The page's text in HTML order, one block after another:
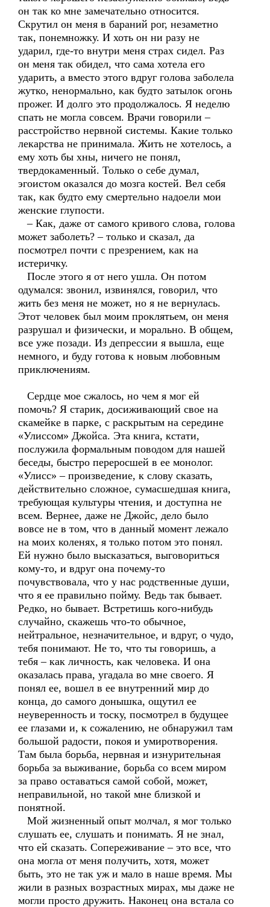
он так ко мне замечательно относится.
Скрутил он меня в бараний рог, незаметно
так, понемножку. И хоть он ни разу не
ударил, где-то внутри меня страх сидел. Раз
он меня так обидел, что сама хотела его
ударить, а вместо этого вдруг голова заболела
жутко, ненормально, как будто затылок огонь
прожег. И долго это продолжалось. Я неделю
спать не могла совсем. Врачи говорили –
расстройство нервной системы. Какие только
лекарства не принимала. Жить не хотелось, а
ему хоть бы хны, ничего не понял,
твердокаменный. Только о себе думал,
эгоистом оказался до мозга костей. Вел себя
так, как будто ему смертельно надоели мои
женские глупости.
– Как, даже от самого кривого слова, голова
может заболеть? – только и сказал, да
посмотрел почти с презрением, как на
истеричку.
После этого я от него ушла. Он потом
одумался: звонил, извинялся, говорил, что
жить без меня не может, но я не вернулась.
Этот человек был моим проклятьем, он меня
разрушал и физически, и морально. В общем,
все уже позади. Из депрессии я вышла, еще
немного, и буду готова к новым любовным
приключениям.
Сердце мое сжалось, но чем я мог ей
помочь? Я старик, досиживающий свое на
скамейке в парке, с раскрытым на середине
«Улиссом» Джойса. Эта книга, кстати,
послужила формальным поводом для нашей
беседы, быстро переросшей в ее монолог.
«Улисс» – произведение, к слову сказать,
действительно сложное, сумасшедшая книга,
требующая культуры чтения, и доступна не
всем. Вернее, даже не Джойс, дело было
вовсе не в том, что в данный момент лежало
на моих коленях, я только потом это понял.
Ей нужно было высказаться, выговориться
кому-то, и вдруг она почему-то
почувствовала, что у нас родственные души,
что я ее правильно пойму. Ведь так бывает.
Редко, но бывает. Встретишь кого-нибудь
случайно, скажешь что-то обычное,
нейтральное, незначительное, и вдруг, о чудо,
тебя понимают. Не то, что ты говоришь, а
тебя – как личность, как человека. И она
оказалась права, угадала во мне своего. Я
понял ее, вошел в ее внутренний мир до
конца, до самого донышка, ощутил ее
неуверенность и тоску, посмотрел в будущее
ее глазами и, к сожалению, не обнаружил там
большой радости, покоя и умиротворения.
Там была борьба, нервная и изнурительная
борьба за выживание, борьба со всем миром
за право оставаться самой собой, может,
неправильной, но такой мне близкой и
понятной.
Мой жизненный опыт молчал, я мог только
слушать ее, слушать и понимать. Я не знал,
что ей сказать. Сопереживание – это все, что
она могла от меня получить, хотя, может
быть, это не так уж и мало в наше время. Мы
жили в разных возрастных мирах, мы даже не
могли просто дружить. Наконец она встала со